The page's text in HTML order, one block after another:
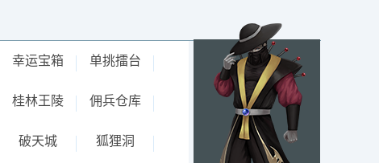
幸运宝箱 单挑擂台
桂林王陵 佣兵仓库
破天城 狐狸洞